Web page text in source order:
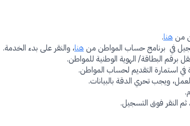
منهنا.
في برنامج حساب المواطن منهنا، والنقر على بدء الخدمة.
برقم البطاقة/ الهوية الوطنية للمواطن.
في استمارة التقديم لحساب المواطن.
ويجب تحري الدقة بالبيانات.
ثم النقر فوق التسجيل.